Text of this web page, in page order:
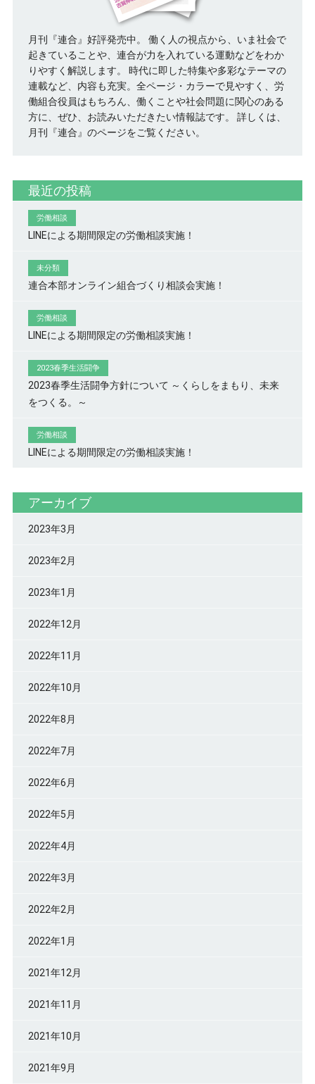
月刊『連合』好評発売中。 働く人の視点から、いま社会で
起きていることや、連合が力を入れている運動などをわか
りやすく解説します。 時代に即した特集や多彩なテーマの
連載など、内容も充実。全ページ・カラーで見やすく、労
働組合役員はもちろん、働くことや社会問題に関心のある
方に、ぜひ、お読みいただきたい情報誌です。 詳しくは、
月刊『連合』のページをご覧ください。
最近の投稿
労働相談
LINEによる期間限定の労働相談実施！
未分類
連合本部オンライン組合づくり相談会実施！
労働相談
LINEによる期間限定の労働相談実施！
2023春季生活闘争
2023春季生活闘争方針について ～くらしをまもり、未来
をつくる。～
労働相談
LINEによる期間限定の労働相談実施！
アーカイブ
2023年3月
2023年2月
2023年1月
2022年12月
2022年11月
2022年10月
2022年8月
2022年7月
2022年6月
2022年5月
2022年4月
2022年3月
2022年2月
2022年1月
2021年12月
2021年11月
2021年10月
2021年9月